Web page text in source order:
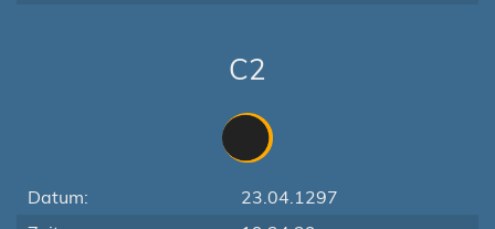
C2
Datum:
23.04.1297